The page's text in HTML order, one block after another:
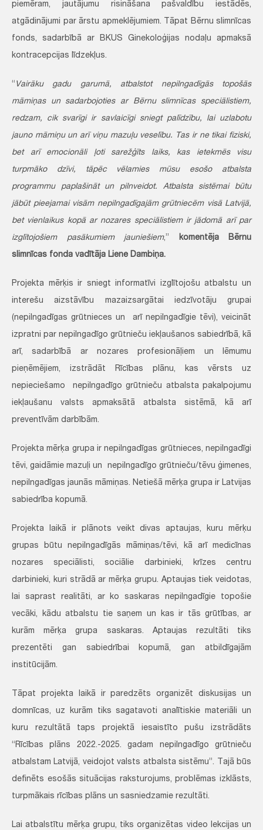
piemēram, jautājumu risināšana pašvaldību iestādēs,
atgādinājumi par ārstu apmeklējumiem. Tāpat Bērnu slimnīcas
fonds, sadarbībā ar BKUS Ginekoloģijas nodaļu apmaksā
kontracepcijas līdzekļus.
“ Vairāku gadu garumā, atbalstot nepilngadīgās topošās
māmiņas un sadarbojoties ar Bērnu slimnīcas speciālistiem,
redzam, cik svarīgi ir savlaicīgi sniegt palīdzību, lai uzlabotu
jauno māmiņu un arī viņu mazuļu veselību. Tas ir ne tikai fiziski,
bet arī emocionāli ļoti sarežģīts laiks, kas ietekmēs visu
turpmāko dzīvi, tāpēc vēlamies mūsu esošo atbalsta
programmu paplašināt un pilnveidot. Atbalsta sistēmai būtu
jābūt pieejamai visām nepilngadīgajām grūtniecēm visā Latvijā,
bet vienlaikus kopā ar nozares speciālistiem ir jādomā arī par
izglītojošiem pasākumiem jauniešiem,” komentēja Bērnu
slimnīcas fonda vadītāja Liene Dambiņa.
Projekta mērķis ir sniegt informatīvi izglītojošu atbalstu un
interešu aizstāvību mazaizsargātai iedzīvotāju grupai
(nepilngadīgas grūtnieces un arī nepilngadīgie tēvi), veicināt
izpratni par nepilngadīgo grūtnieču iekļaušanos sabiedrībā, kā
arī, sadarbībā ar nozares profesionāļiem un lēmumu
pieņēmējiem, izstrādāt Rīcības plānu, kas vērsts uz
nepieciešamo nepilngadīgo grūtnieču atbalsta pakalpojumu
iekļaušanu valsts apmaksātā atbalsta sistēmā, kā arī
preventīvām darbībām.
Projekta mērķa grupa ir nepilngadīgas grūtnieces, nepilngadīgi
tēvi, gaidāmie mazuļi un nepilngadīgo grūtnieču/tēvu ģimenes,
nepilngadīgas jaunās māmiņas. Netiešā mērķa grupa ir Latvijas
sabiedrība kopumā.
Projekta laikā ir plānots veikt divas aptaujas, kuru mērķu
grupas būtu nepilngadīgās māmiņas/tēvi, kā arī medicīnas
nozares speciālisti, sociālie darbinieki, krīzes centru
darbinieki, kuri strādā ar mērķa grupu. Aptaujas tiek veidotas,
lai saprast realitāti, ar ko saskaras nepilngadīgie topošie
vecāki, kādu atbalstu tie saņem un kas ir tās grūtības, ar
kurām mērķa grupa saskaras. Aptaujas rezultāti tiks
prezentēti gan sabiedrībai kopumā, gan atbildīgajām
institūcijām.
Tāpat projekta laikā ir paredzēts organizēt diskusijas un
domnīcas, uz kurām tiks sagatavoti analītiskie materiāli un
kuru rezultātā taps projektā iesaistīto pušu izstrādāts
“Rīcības plāns 2022.-2025. gadam nepilngadīgo grūtnieču
atbalstam Latvijā, veidojot valsts atbalsta sistēmu”. Tajā būs
definēts esošās situācijas raksturojums, problēmas izklāsts,
turpmākais rīcības plāns un sasniedzamie rezultāti.
Lai atbalstītu mērķa grupu, tiks organizētas video lekcijas un